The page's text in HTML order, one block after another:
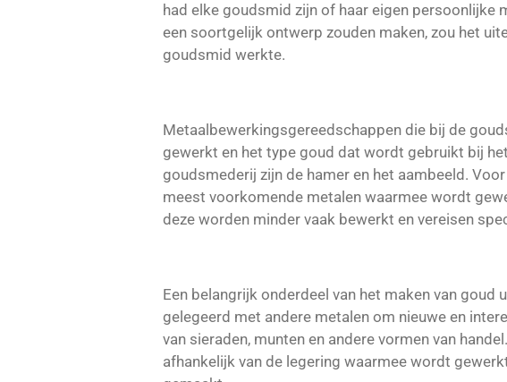
had elke goudsmid zijn of haar eigen persoonlijke
een soortgelijk ontwerp zouden maken, zou het
goudsmid werkte.
Metaalbewerkingsgereedschappen die bij de
gewerkt en het type goud dat wordt gebruikt bij
goudsmederij zijn de hamer en het aambeeld.
meest voorkomende metalen waarmee wordt
deze worden minder vaak bewerkt en vereisen
Een belangrijk onderdeel van het maken van
gelegeerd met andere metalen om nieuwe en
van sieraden, munten en andere vormen van
afhankelijk van de legering waarmee wordt